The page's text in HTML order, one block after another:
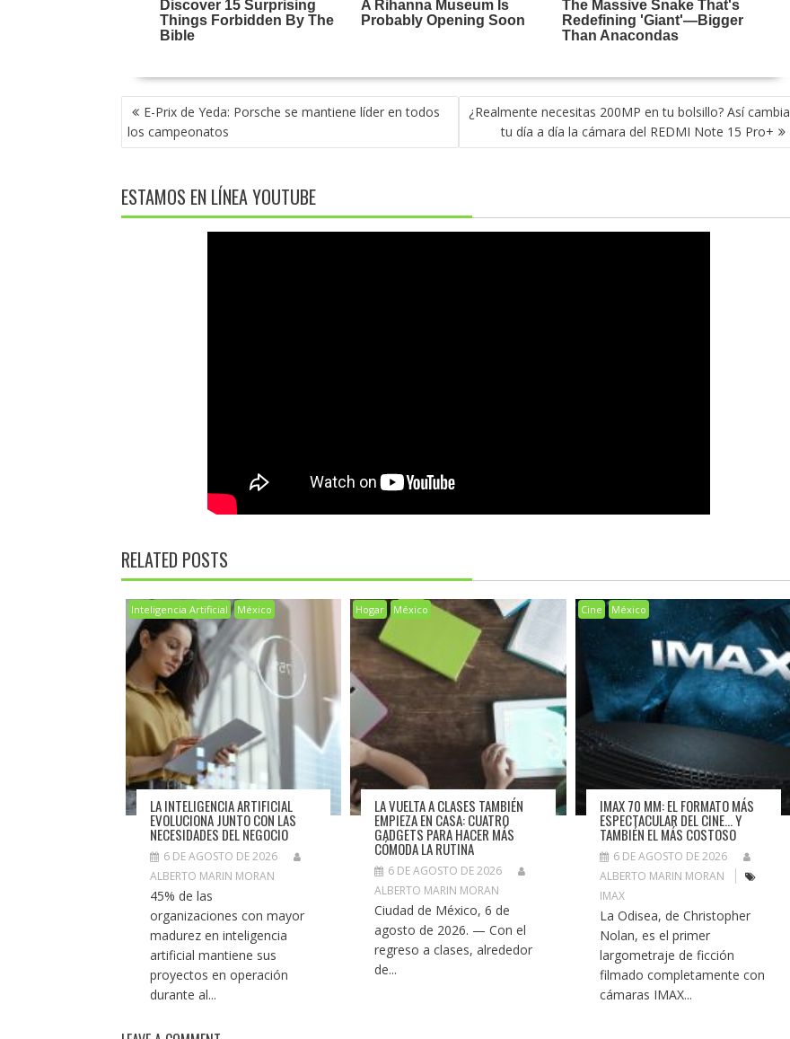
NAVEGACIÓN
DE
ENTRADAS
E-Prix de Yeda: Porsche se mantiene líder en todos
los campeonatos
¿Realmente necesitas 200MP en tu bolsillo? Así cambia
tu día a día la cámara del REDMI Note 15 Pro+
ESTAMOS EN LÍNEA YOUTUBE
RELATED POSTS
Inteligencia Artificial México
LA INTELIGENCIA ARTIFICIAL
EVOLUCIONA JUNTO CON LAS
NECESIDADES DEL NEGOCIO
6 DE AGOSTO DE 2026
ALBERTO MARIN MORAN
45% de las
organizaciones con mayor
madurez en inteligencia
artificial mantiene sus
proyectos en operación
durante al...
Hogar México
LA VUELTA A CLASES TAMBIÉN
EMPIEZA EN CASA: CUATRO
GADGETS PARA HACER MÁS
CÓMODA LA RUTINA
6 DE AGOSTO DE 2026
ALBERTO MARIN MORAN
Ciudad de México, 6 de
agosto de 2026. — Con el
regreso a clases, alrededor
de...
Cine México
IMAX 70 MM: EL FORMATO MÁS
ESPECTACULAR DEL CINE… Y
TAMBIÉN EL MÁS COSTOSO
6 DE AGOSTO DE 2026
ALBERTO MARIN MORAN
IMAX
La Odisea, de Christopher
Nolan, es el primer
largometraje de ficción
filmado completamente con
cámaras IMAX...